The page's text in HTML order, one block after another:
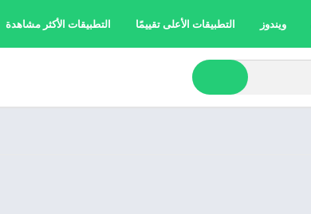
ويندوز التطبيقات الأعلى تقييمًا التطبيقات الأكثر مشاهدة